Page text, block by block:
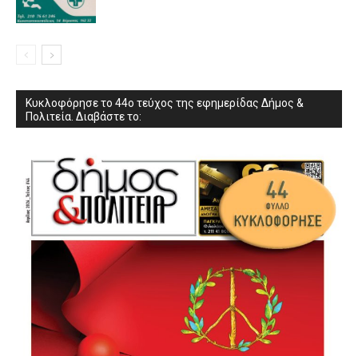
Κυκλοφόρησε το 44ο τεύχος της εφημερίδας Δήμος &
Πολιτεία. Διαβάστε το: